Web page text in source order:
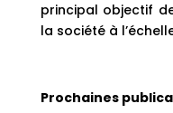
principal objectif
la société à
Prochaines